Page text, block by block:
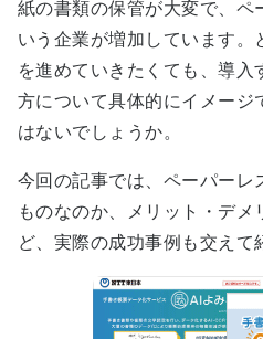
紙の書類の保管が大変で、ペ
いう企業が増加しています
を進めていきたくても、導入
方について具体的にイメージ
はないでしょうか。
今回の記事では、ペーパーレ
ものなのか、メリット・デ
ど、実際の成功事例も交えて